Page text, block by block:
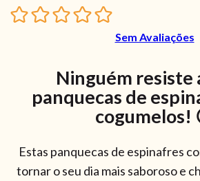
Sem Avaliações
Ninguém resiste
panquecas de
cogumelos!
Estas panquecas de espinafres
tornar o seu dia mais saboroso e